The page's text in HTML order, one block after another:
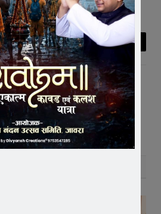
LinkedInTumblr Telegram Email